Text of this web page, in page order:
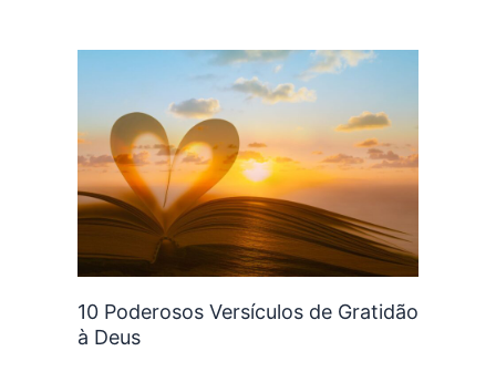
10 Poderosos Versículos de Gratidão
à Deus